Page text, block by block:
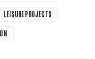
LEISURE PROJECTS